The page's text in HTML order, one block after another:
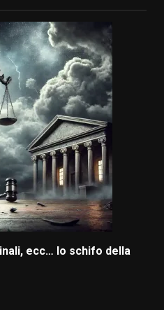
ecc… lo schifo della